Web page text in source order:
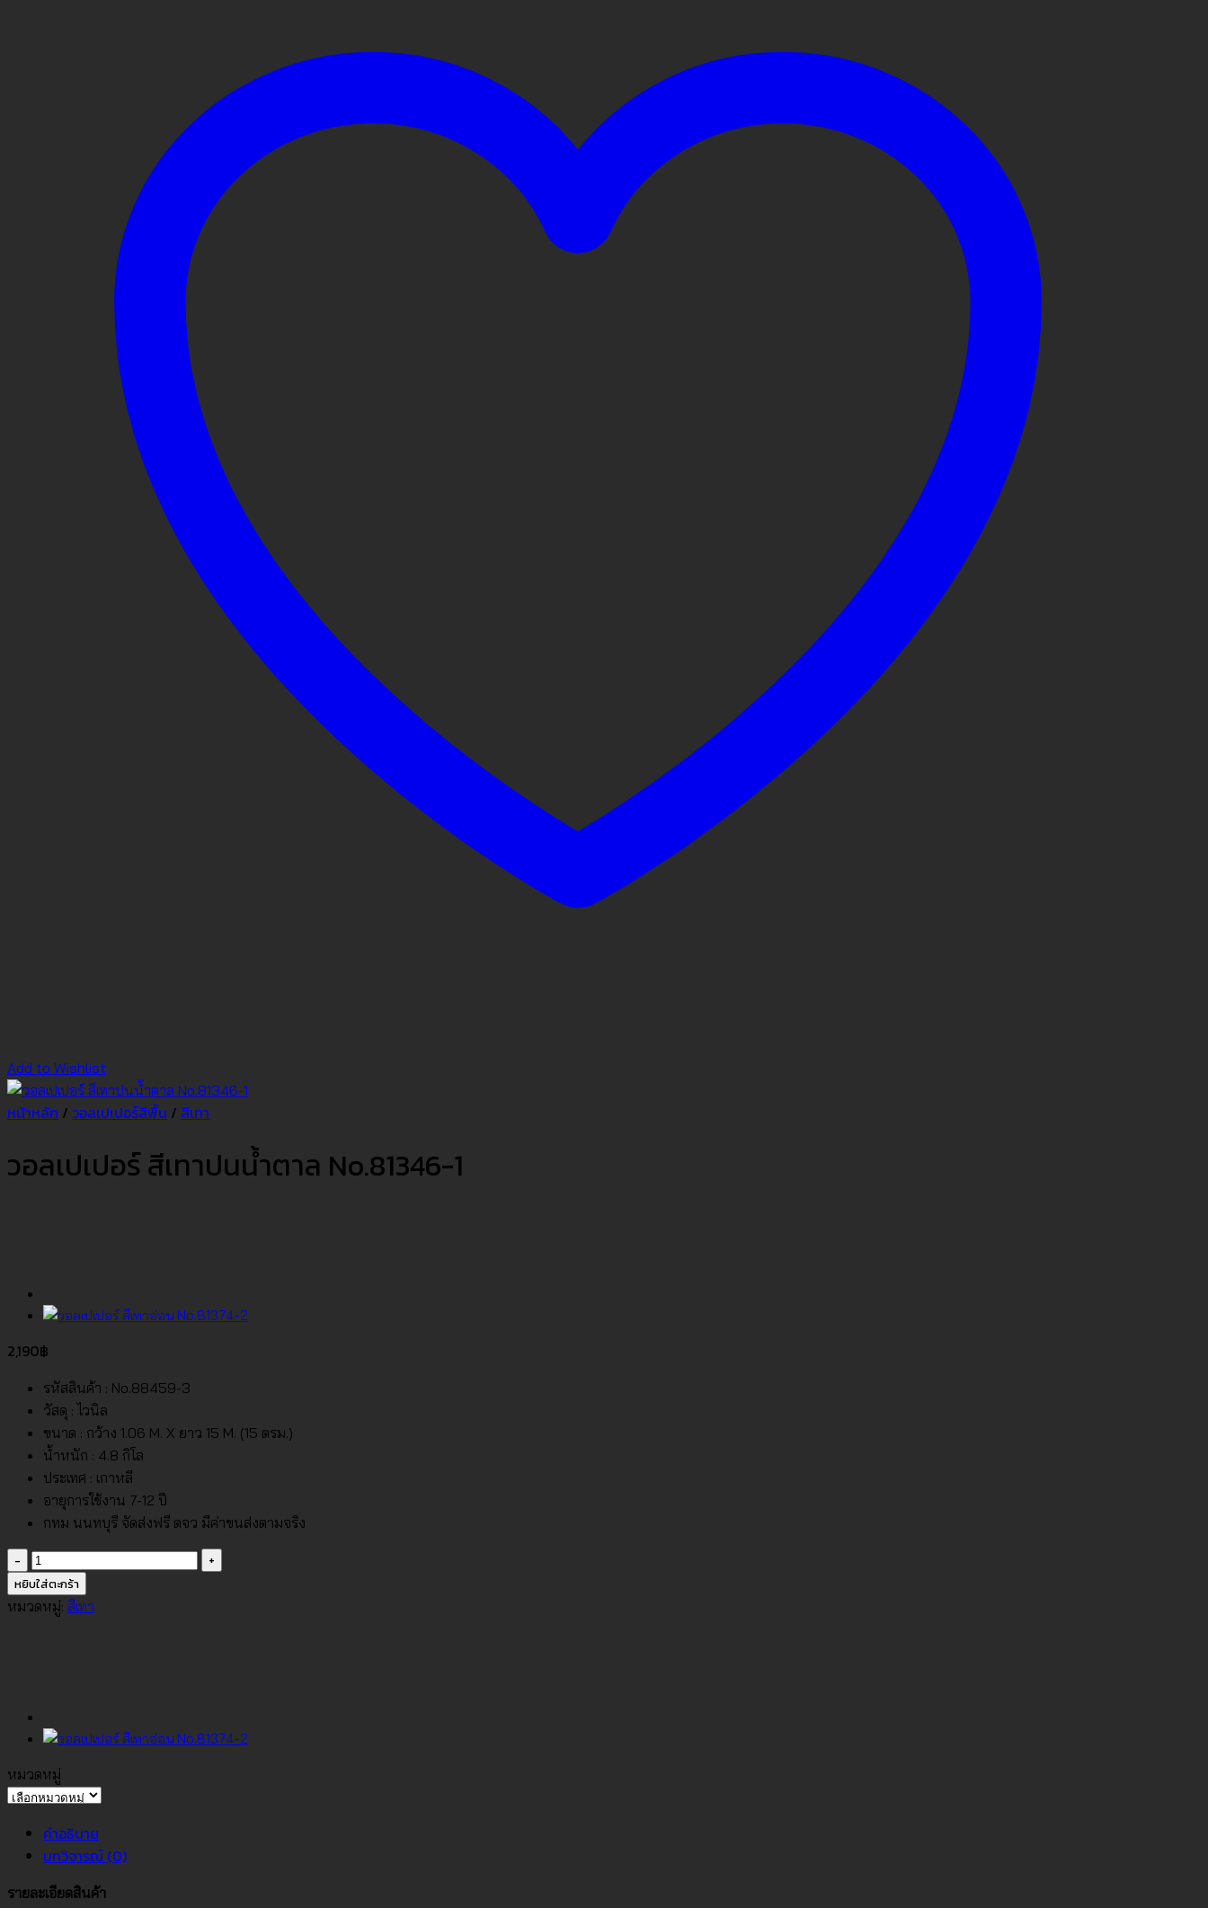
Add to Wishlist
หน้าหลัก / วอลเปเปอร์สีพื้น / สีเทา
วอลเปเปอร์ สีเทาปนน้ำตาล No.81346-1
2,190฿
รหัสสินค้า : No.88459-3
วัสดุ : ไวนิล
ขนาด : กว้าง 1.06 M. X ยาว 15 M. (15 ตรม.)
น้ำหนัก : 4.8 กิโล
ประเทศ : เกาหลี
อายุการใช้งาน 7-12 ปี
กทม นนทบุรี จัดส่งฟรี ตจว มีค่าขนส่งตามจริง
จำนวน
วอลเปเปอร์
สี
1
ชิ้น
หยิบใส่ตะกร้า
หมวดหมู่: สีเทา
หมวดหมู่
หมวด
คำอธิบาย
บทวิจารณ์ (0)
รายละเอียดสินค้า